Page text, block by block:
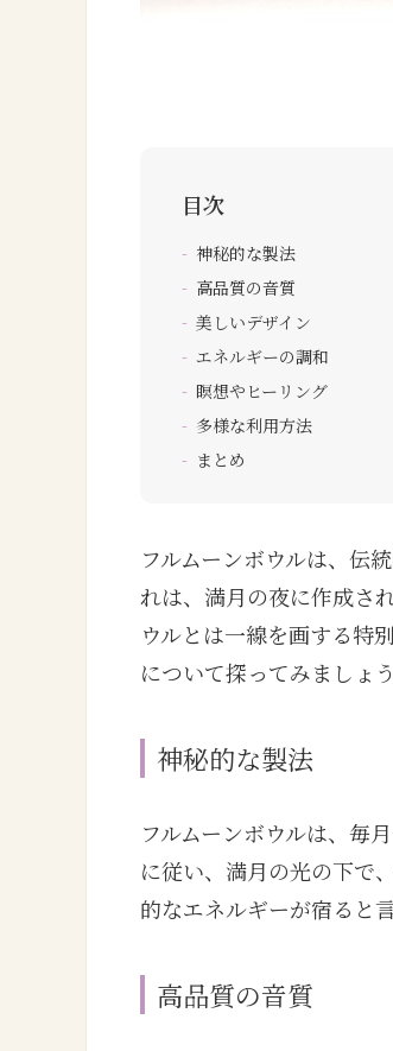
目次
神秘的な製法
高品質の音質
美しいデザイン
エネルギーの調和
瞑想やヒーリング
多様な利用方法
まとめ
フルムーンボウルは、伝
れは、満月の夜に作成さ
ウルとは一線を画する特
について探ってみましょう
神秘的な製法
フルムーンボウルは、毎
に従い、満月の光の下で
的なエネルギーが宿ると
高品質の音質